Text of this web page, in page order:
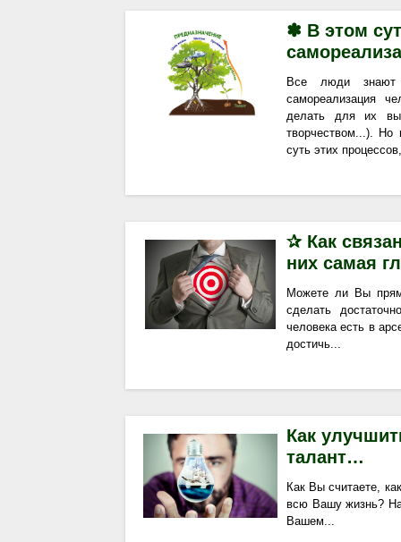
✽ В этом
Все люди знают
самореализация
делать для их
творчеством...).
суть этих
✰ Как
них самая
Можете ли Вы
сделать
человека есть в
достичь...
Как
талант…
Как Вы считаете,
всю Вашу жизнь?
Вашем...